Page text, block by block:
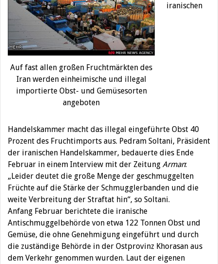
Auf fast allen großen Fruchtmärkten des
Iran werden einheimische und illegal
importierte Obst- und Gemüsesorten
angeboten
iranischen
Handelskammer macht das illegal eingeführte Obst 40
Prozent des Fruchtimports aus. Pedram Soltani, Präsident
der iranischen Handelskammer, bedauerte dies Ende
Februar in einem Interview mit der Zeitung Arman:
„Leider deutet die große Menge der geschmuggelten
Früchte auf die Stärke der Schmugglerbanden und die
weite Verbreitung der Straftat hin“, so Soltani.
Anfang Februar berichtete die iranische
Antischmuggelbehörde von etwa 122 Tonnen Obst und
Gemüse, die ohne Genehmigung eingeführt und durch
die zuständige Behörde in der Ostprovinz Khorasan aus
dem Verkehr genommen wurden. Laut der eigenen